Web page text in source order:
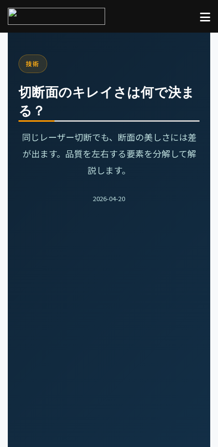
技術
切断面のキレイさは何で決ま
る？
同じレーザー切断でも、断面の美しさには差
が出ます。品質を左右する要素を分解して解
説します。
2026-04-20